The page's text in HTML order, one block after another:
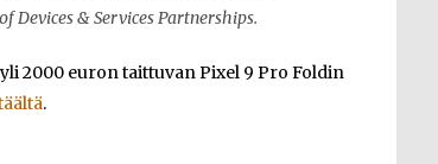
Devices & Services Partnerships.
2000 euron taittuvan Pixel 9 Pro Foldin
.